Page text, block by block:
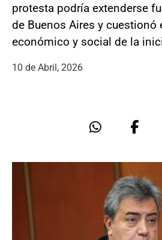
protesta podría extenderse
de Buenos Aires y cuestionó
económico y social de la
10 de Abril, 2026